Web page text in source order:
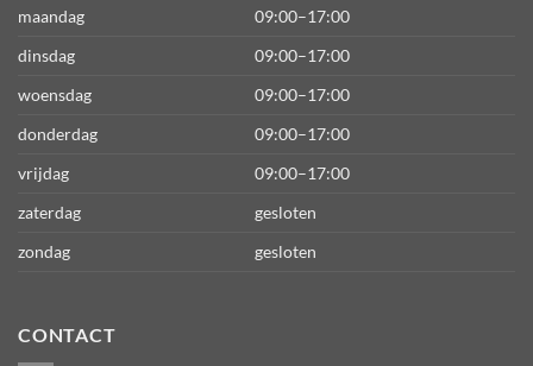
maandag
09:00–17:00
dinsdag
09:00–17:00
woensdag
09:00–17:00
donderdag
09:00–17:00
vrijdag
09:00–17:00
zaterdag
gesloten
zondag
gesloten
CONTACT